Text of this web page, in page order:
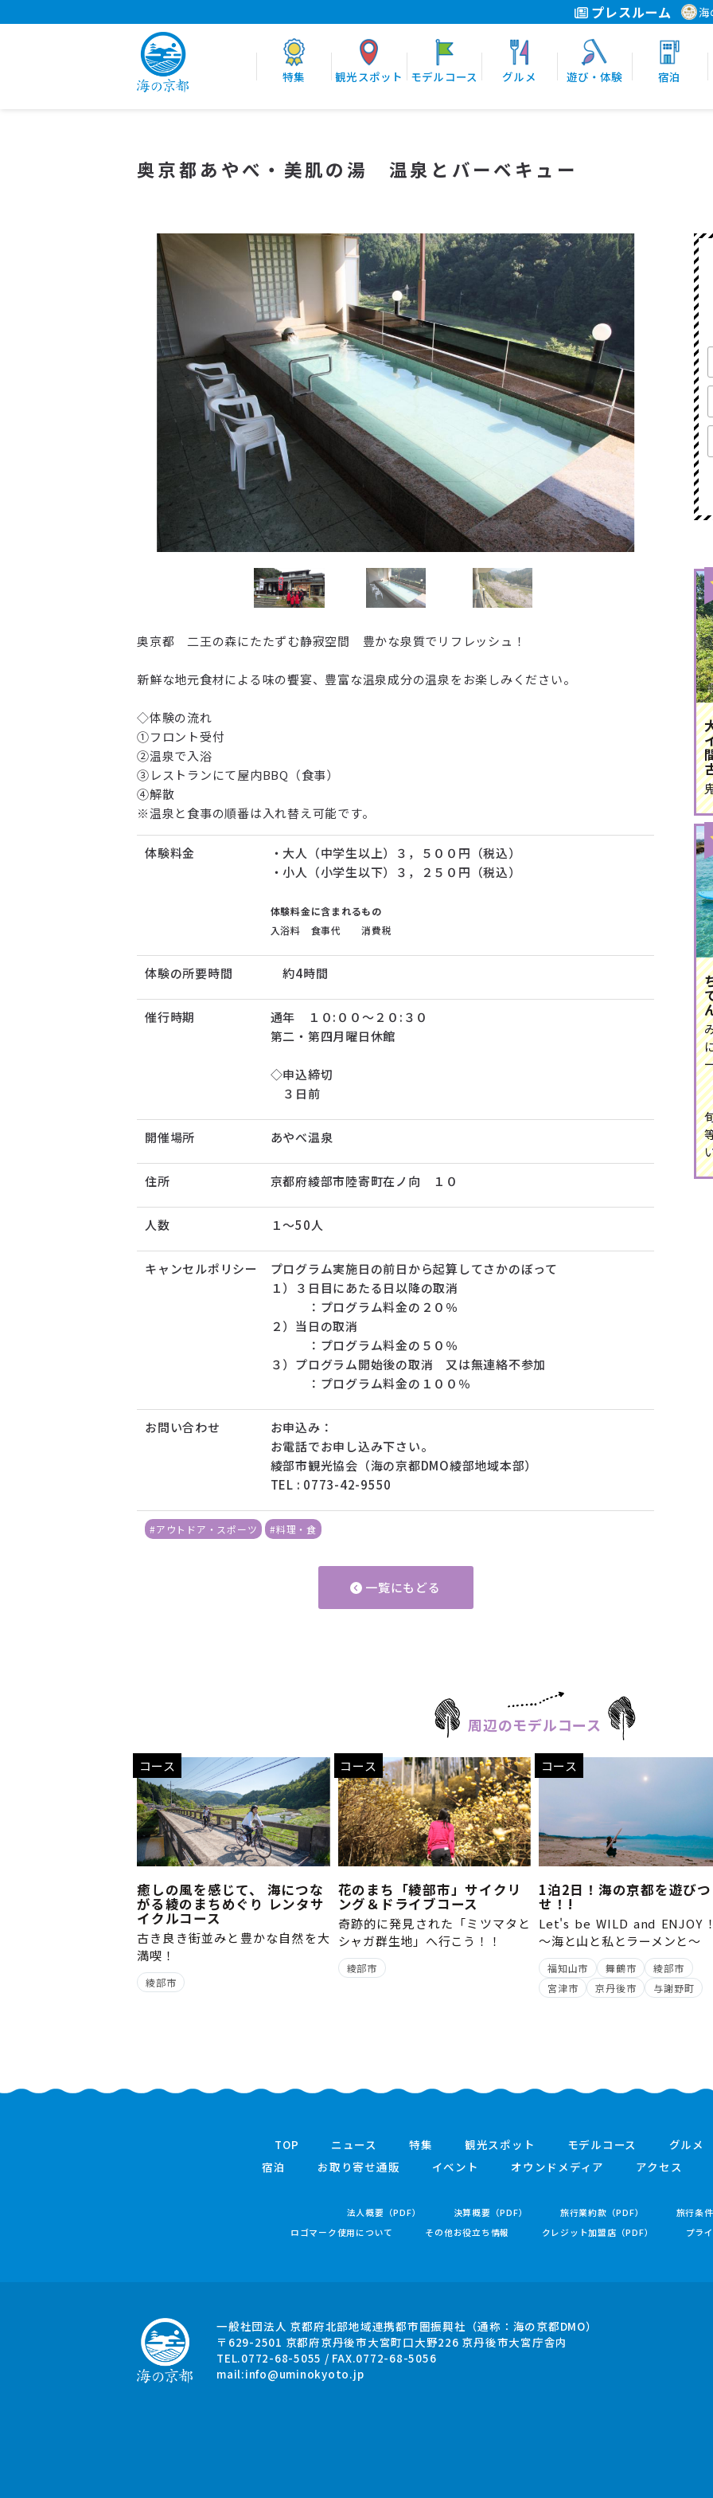
プレスルーム
特集 観光スポット モデルコース グルメ 遊び・体験 宿泊
奥京都あやべ・美肌の湯 温泉とバーベキュー
奥京都 二王の森にたたずむ静寂空間 豊かな泉質でリフレッシュ！
新鮮な地元食材による味の饗宴、豊富な温泉成分の温泉をお楽しみください。
◇体験の流れ
①フロント受付
②温泉で入浴
③レストランにて屋内BBQ（食事）
④解散
※温泉と食事の順番は入れ替え可能です。
体験料金
・大人（中学生以上）３，５００円（税込）
・小人（小学生以下）３，２５０円（税込）
体験料金に含まれるもの
入浴料 食事代 消費税
体験の所要時間 約4時間
催行時期
通年 １０:００～２０:３０
第二・第四月曜日休館
◇申込締切
３日前
開催場所 あやべ温泉
住所 京都府綾部市陸寄町在ノ向 １０
人数 １～50人
キャンセルポリシー
プログラム実施日の前日から起算してさかのぼって
１）３日目にあたる日以降の取消
：プログラム料金の２０％
２）当日の取消
：プログラム料金の５０％
３）プログラム開始後の取消 又は無連絡不参加
：プログラム料金の１００％
お問い合わせ
お申込み：
お電話でお申し込み下さい。
綾部市観光協会（海の京都DMO綾部地域本部）
TEL : 0773-42-9550
#アウトドア・スポーツ #料理・食
一覧にもどる
周辺のモデルコース
コース
癒しの風を感じて、 海につな
がる綾のまちめぐり レンタサ
イクルコース
古き良き街並みと豊かな自然を大
満喫！
綾部市
コース
花のまち「綾部市」サイクリ
ング＆ドライブコース
奇跡的に発見された「ミツマタと
シャガ群生地」へ行こう！！
綾部市
コース
1泊2日！海の京都を遊び
せ！!
Let's be WILD and ENJOY
～海と山と私とラーメンと～
福知山市 舞鶴市
綾部市
宮津市
京丹後市 与謝野町
TOP ニュース 特集 観光スポット モデルコース
グルメ
宿泊
お取り寄せ通販 イベント オウンドメディア アクセス
法人概要（PDF） 決算概要（PDF） 旅行業約款（PDF）
旅行条
ロゴマーク使用について
その他お役立ち情報 クレジット加盟店（PDF） プラ
一般社団法人 京都府北部地域連携都市圏振興社 （通称：海の京都DMO）
〒629-2501 京都府京丹後市大宮町口大野226 京丹後市大宮庁舎内
TEL.0772-68-5055 / FAX.0772-68-5056
mail:info@uminokyoto.jp